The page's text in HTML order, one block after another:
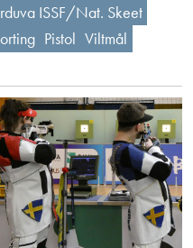
ISSF/Nat. Skeet
Pistol Viltmål